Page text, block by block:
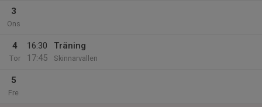
3
Ons
4
Tor
16:30
17:45
Träning
Skinnarvallen
5
Fre